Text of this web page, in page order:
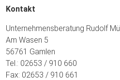
Kontakt
Unternehmensberatung Rudolf
Am Wasen 5
56761 Gamlen
Tel.: 02653 / 910 660
Fax: 02653 / 910 661